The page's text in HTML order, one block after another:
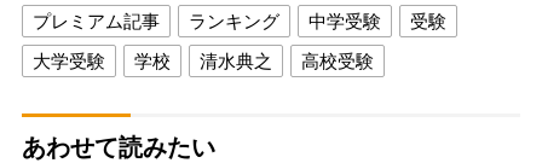
プレミアム記事 ランキング 中学受験
受験
大学受験
学校 清水典之 高校受験
あわせて読みたい